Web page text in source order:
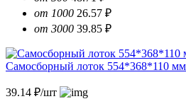
от 1000 26.57 ₽
от 3000 39.85 ₽
Самосборный лоток 554*368*110
39.14 ₽/шт